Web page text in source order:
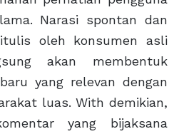
Narasi spontan dan
oleh konsumen asli
akan membentuk
yang relevan dengan
luas. With demikian,
yang bijaksana